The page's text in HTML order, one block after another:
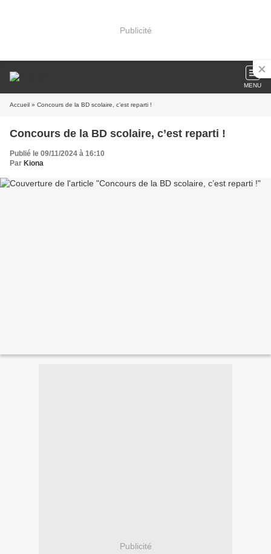
Publicité
MENU
Accueil » Concours de la BD scolaire, c’est reparti !
Concours de la BD scolaire, c’est reparti !
Publié le 09/11/2024 à 16:10
Par Kiona
Publicité